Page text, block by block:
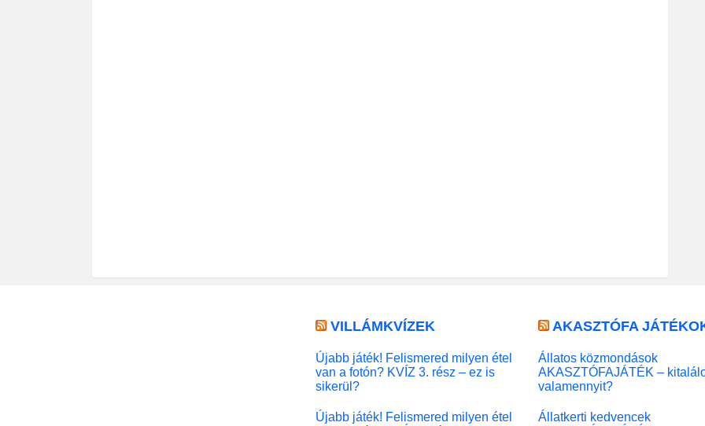
VILLÁMKVÍZEK
Újabb játék! Felismered milyen étel
van a fotón? KVÍZ 3. rész – ez is
sikerül?
Újabb játék! Felismered milyen étel
AKASZTÓFA
Állatos közmondások
AKASZTÓFAJÁTÉK –
valamennyit?
Állatkerti kedvencek